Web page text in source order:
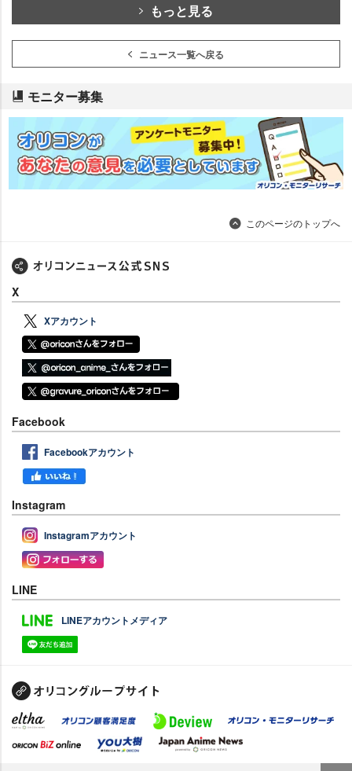
もっと見る
ニュース一覧へ戻る
モニター募集
このページのトップへ
X
Xアカウント
Facebook
Facebookアカウント
Instagram
Instagramアカウント
LINE
LINEアカウントメディア